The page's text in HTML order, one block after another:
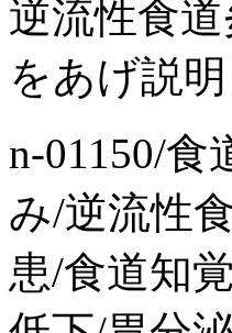
逆流性食
をあげ説明
n-01150/
み/逆流性
患/食道知